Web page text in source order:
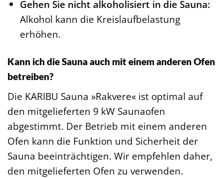
Gehen Sie nicht alkoholisiert in die Sauna:
Alkohol kann die Kreislaufbelastung
erhöhen.
Kann ich die Sauna auch mit einem anderen Ofen
betreiben?
Die KARIBU Sauna »Rakvere« ist optimal auf
den mitgelieferten 9 kW Saunaofen
abgestimmt. Der Betrieb mit einem anderen
Ofen kann die Funktion und Sicherheit der
Sauna beeinträchtigen. Wir empfehlen daher,
den mitgelieferten Ofen zu verwenden.